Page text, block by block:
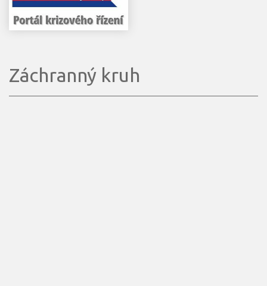
Záchranný kruh